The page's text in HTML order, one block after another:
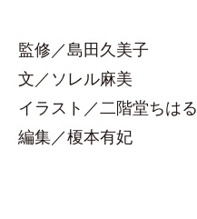
監修／島田久美子
文／ソレル麻美
イラスト／二階堂ちはる
編集／榎本有妃